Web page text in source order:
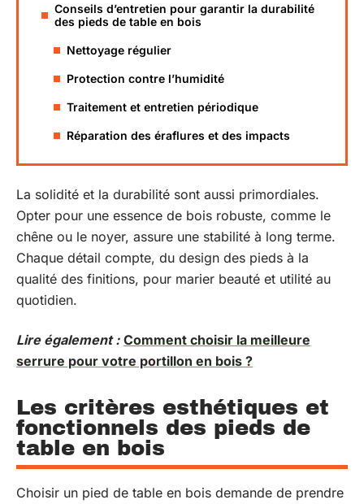
Conseils d’entretien pour garantir la durabilité
des pieds de table en bois
Nettoyage régulier
Protection contre l’humidité
Traitement et entretien périodique
Réparation des éraflures et des impacts
La solidité et la durabilité sont aussi primordiales.
Opter pour une essence de bois robuste, comme le
chêne ou le noyer, assure une stabilité à long terme.
Chaque détail compte, du design des pieds à la
qualité des finitions, pour marier beauté et utilité au
quotidien.
Lire également : Comment choisir la meilleure
serrure pour votre portillon en bois ?
Les critères esthétiques et
fonctionnels des pieds de
table en bois
Choisir un pied de table en bois demande de prendre